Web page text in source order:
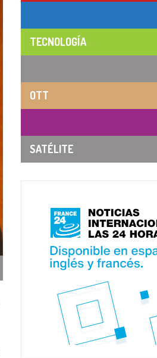
TECNOLOGÍA
OTT
SATÉLITE